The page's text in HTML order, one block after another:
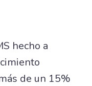
hecho a
de un 15%